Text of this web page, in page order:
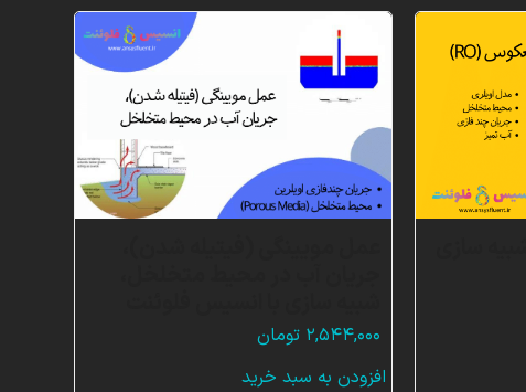
۲,۵۴۴,۰۰۰ تومان
افزودن به سبد خرید